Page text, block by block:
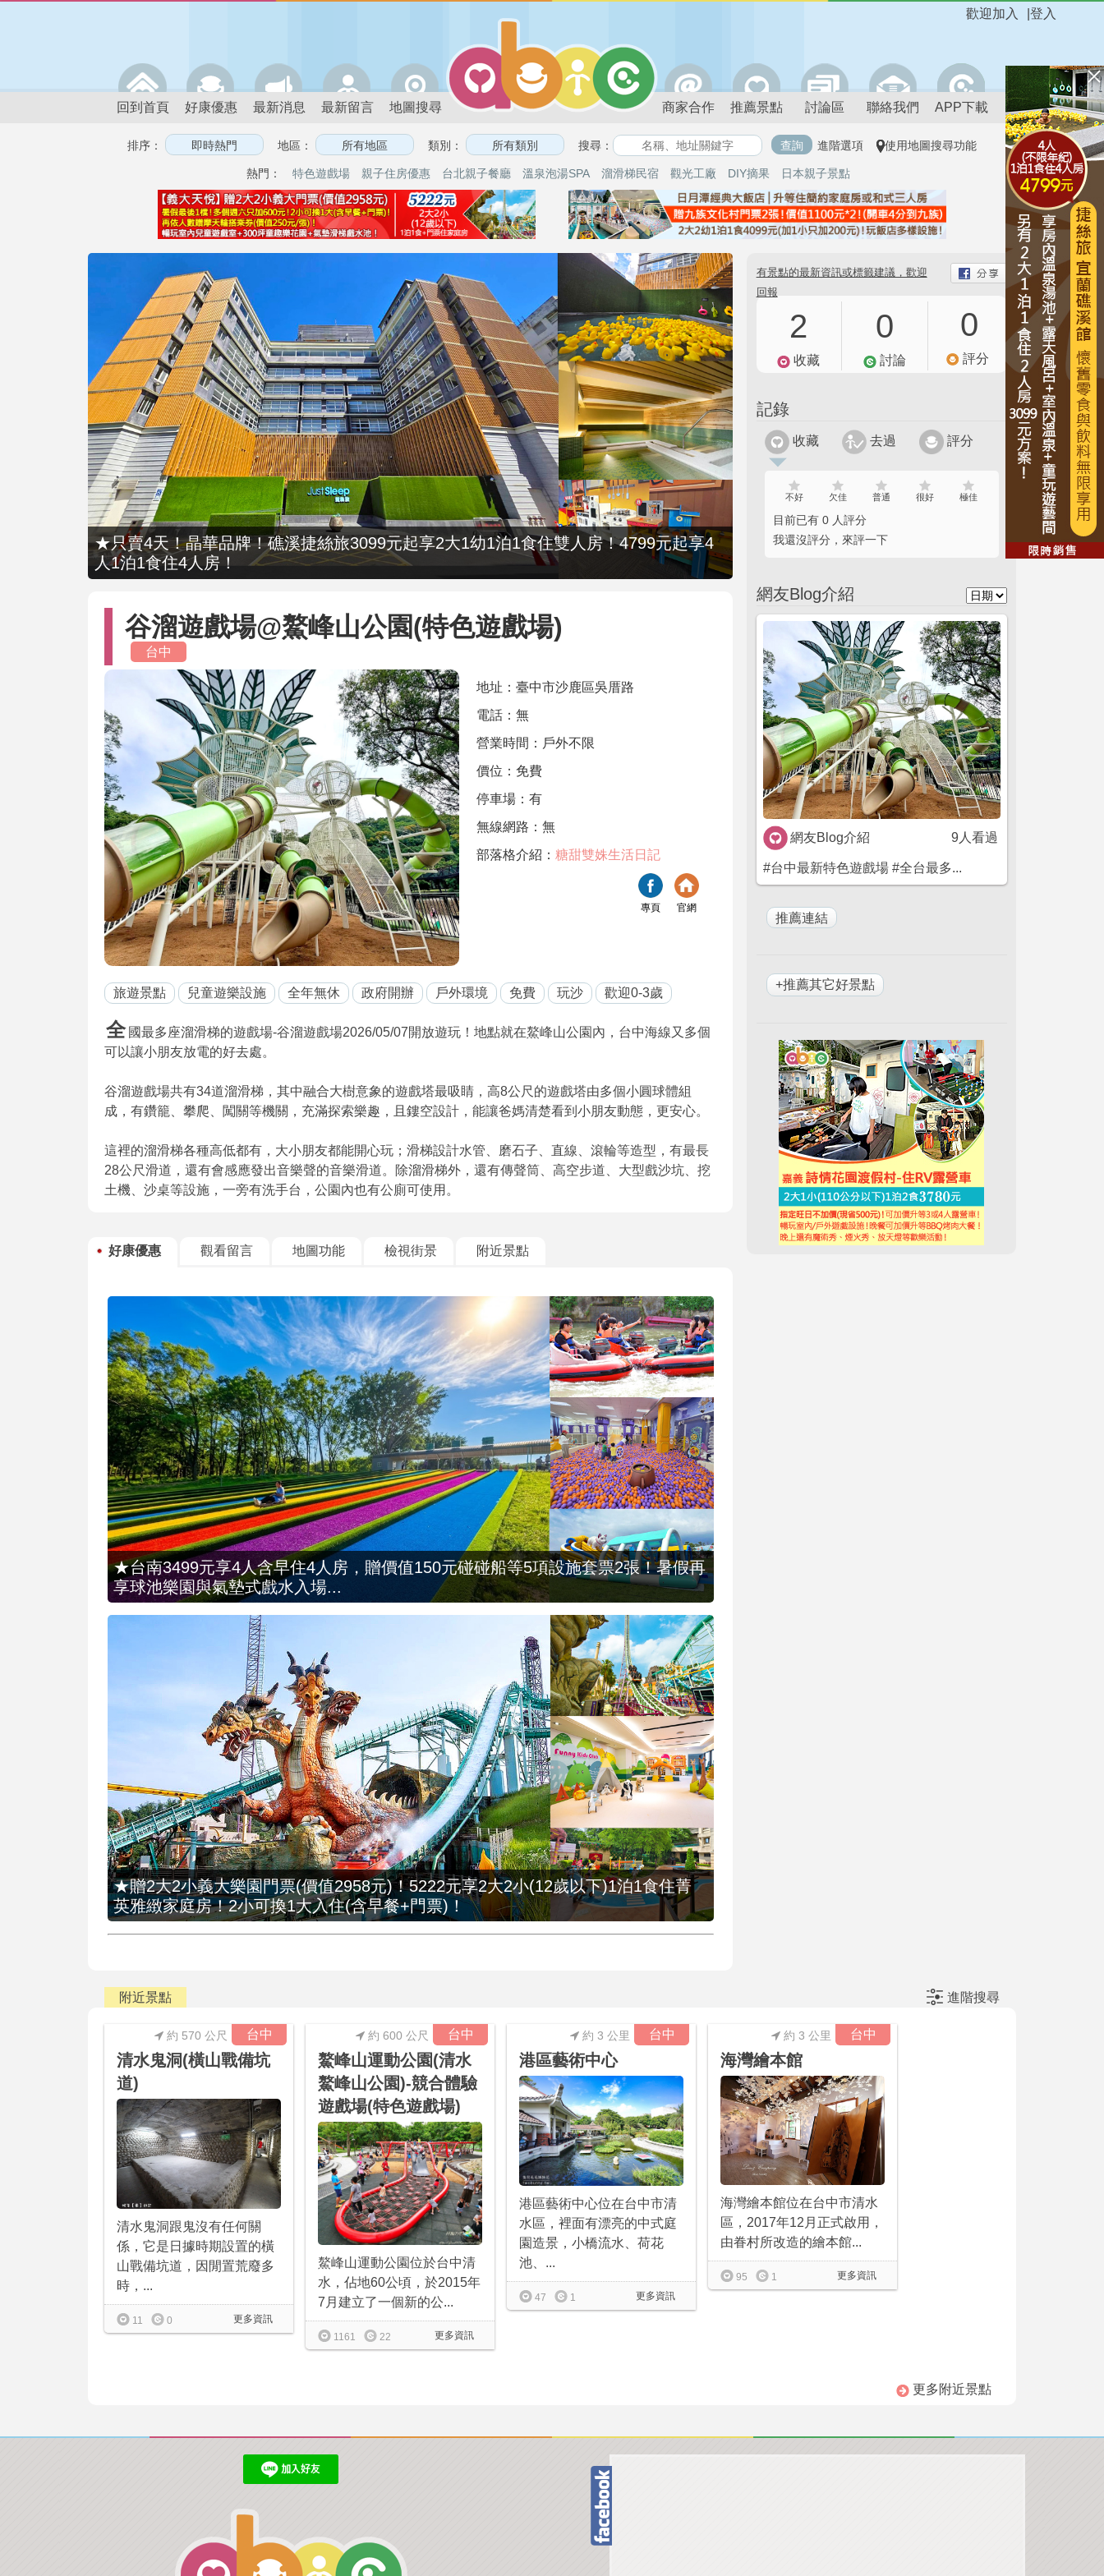
登入
歡迎加入
回到首頁 好康優惠 最新消息 最新留言 地圖搜尋 商家合作 推薦景點 討論區 聯絡我們 APP下載
排序： 地區： 類別： 搜尋： 進階選項 使用地圖搜尋功能
熱門： 特色遊戲場 親子住房優惠 台北親子餐廳 溫泉泡湯SPA 溜滑梯民宿 觀光工廠 DIY摘果 日本親子景點
★只賣4天！晶華品牌！礁溪捷絲旅3099元起享2大1幼1泊1食住雙人房！4799元起享4
人1泊1食住4人房！
谷溜遊戲場@鰲峰山公園(特色遊戲場)
台中
地址：臺中市沙鹿區吳厝路
電話：無
營業時間：戶外不限
價位：免費
停車場：有
無線網路：無
部落格介紹：糖甜雙姝生活日記
專頁 官網
旅遊景點 兒童遊樂設施 全年無休 政府開辦 戶外環境 免費 玩沙 歡迎0-3歲
全 國最多座溜滑梯的遊戲場-谷溜遊戲場2026/05/07開放遊玩！地點就在鰲峰山公園內，台中海線又多個
可以讓小朋友放電的好去處。
谷溜遊戲場共有34道溜滑梯，其中融合大樹意象的遊戲塔最吸睛，高8公尺的遊戲塔由多個小圓球體組
成，有鑽籠、攀爬、闖關等機關，充滿探索樂趣，且鏤空設計，能讓爸媽清楚看到小朋友動態，更安心。
這裡的溜滑梯各種高低都有，大小朋友都能開心玩；滑梯設計水管、磨石子、直線、滾輪等造型，有最長
28公尺滑道，還有會感應發出音樂聲的音樂滑道。除溜滑梯外，還有傳聲筒、高空步道、大型戲沙坑、挖
土機、沙桌等設施，一旁有洗手台，公園內也有公廁可使用。
好康優惠 觀看留言 地圖功能 檢視街景 附近景點
★台南3499元享4人含早住4人房，贈價值150元碰碰船等5項設施套票2張！暑假再
享球池樂園與氣墊式戲水入場...
★贈2大2小義大樂園門票(價值2958元)！5222元享2大2小(12歲以下)1泊1食住菁
英雅緻家庭房！2小可換1大入住(含早餐+門票)！
有景點的最新資訊或標籤建議，歡迎
回報
2
收藏
0
討論
0
評分
記錄
收藏 去過 評分
不好 欠佳 普通 很好 極佳
目前已有 0 人評分
我還沒評分，來評一下
網友Blog介紹
網友Blog介紹 9人看過
#台中最新特色遊戲場 #全台最多...
+推薦其它好景點
附近景點 進階搜尋
台中
約 570 公尺
清水鬼洞(橫山戰備坑
道)
清水鬼洞跟鬼沒有任何關
係，它是日據時期設置的橫
山戰備坑道，因閒置荒廢多
時，...
更多資訊
11 0
台中
約 600 公尺
鰲峰山運動公園(清水
鰲峰山公園)-競合體驗
遊戲場(特色遊戲場)
鰲峰山運動公園位於台中清
水，佔地60公頃，於2015年
7月建立了一個新的公...
更多資訊
1161 22
台中
約 3 公里
港區藝術中心
港區藝術中心位在台中市清
水區，裡面有漂亮的中式庭
園造景，小橋流水、荷花
池、...
更多資訊
47 1
台中
約 3 公里
海灣繪本館
海灣繪本館位在台中市清水
區，2017年12月正式啟用，
由眷村所改造的繪本館...
更多資訊
95 1
更多附近景點